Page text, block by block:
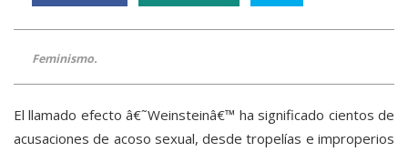
Feminismo.
El llamado efecto â€˜Weinsteinâ€™ ha significado cientos de
acusaciones de acoso sexual, desde tropelías e improperios